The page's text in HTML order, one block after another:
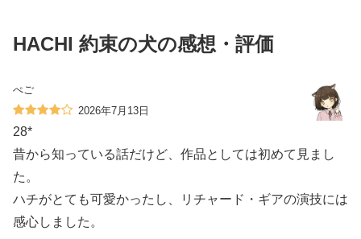
HACHI 約束の犬の感想・評価
ぺご
2026年7月13日
28*
昔から知っている話だけど、作品としては初めて見まし
た。
ハチがとても可愛かったし、リチャード・ギアの演技には
感心しました。